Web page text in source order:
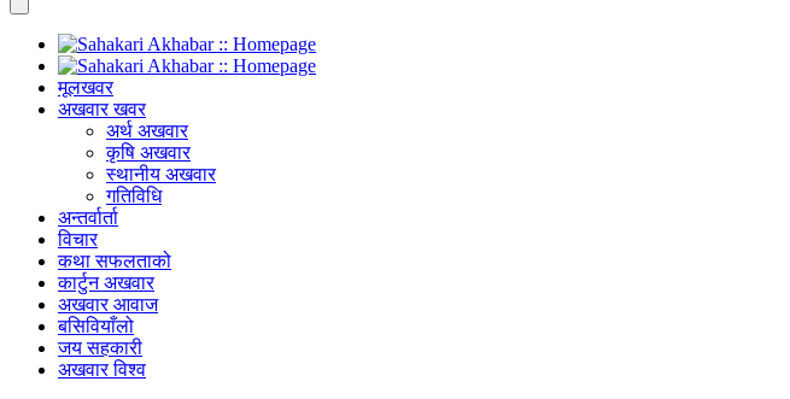
मूलखवर
अखवार खवर
अर्थ अखवार
कृषि अखवार
स्थानीय अखवार
गतिविधि
अन्तर्वार्ता
विचार
कथा सफलताको
कार्टुन अखवार
अखवार आवाज
बसिवियाँलो
जय सहकारी
अखवार विश्व